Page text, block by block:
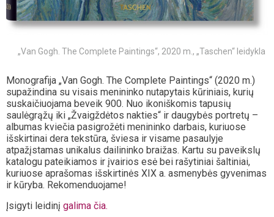
„Van Gogh. The Complete Paintings“, 2020 m., „Taschen“ leidykla
Monografija „Van Gogh. The Complete Paintings“ (2020 m.)
supažindina su visais menininko nutapytais kūriniais, kurių
suskaičiuojama beveik 900. Nuo ikoniškomis tapusių
saulėgrąžų iki „Žvaigždėtos nakties“ ir daugybės portretų –
albumas kviečia pasigrožėti menininko darbais, kuriuose
išskirtinai dera tekstūra, šviesa ir visame pasaulyje
atpažįstamas unikalus dailininko braižas. Kartu su paveikslų
katalogu pateikiamos ir įvairios esė bei rašytiniai šaltiniai,
kuriuose aprašomas išskirtinės XIX a. asmenybės gyvenimas
ir kūryba. Rekomenduojame!
Įsigyti leidinį galima čia.